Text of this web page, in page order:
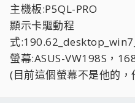
主機板:P5QL-PRO
顯示卡驅動程
式
螢幕:ASUS-VW198S，
(目前這個螢幕不是他的